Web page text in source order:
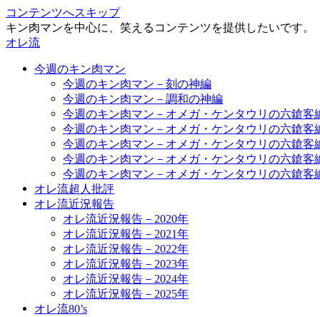
コンテンツへスキップ
キン肉マンを中心に、笑えるコンテンツを提供したいです。
オレ流
今週のキン肉マン
今週のキン肉マン－刻の神編
今週のキン肉マン－調和の神編
今週のキン肉マン－オメガ・ケンタウリの六鎗
今週のキン肉マン－オメガ・ケンタウリの六鎗
今週のキン肉マン－オメガ・ケンタウリの六鎗
今週のキン肉マン－オメガ・ケンタウリの六鎗
今週のキン肉マン－オメガ・ケンタウリの六鎗
オレ流超人批評
オレ流近況報告
オレ流近況報告－2020年
オレ流近況報告－2021年
オレ流近況報告－2022年
オレ流近況報告－2023年
オレ流近況報告－2024年
オレ流近況報告－2025年
オレ流80’s